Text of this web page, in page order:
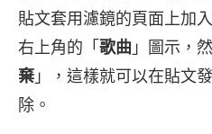
貼文套用濾鏡的頁面上加
右上角的「 歌曲 」圖示，
棄 」，這樣就可以在貼文
除。